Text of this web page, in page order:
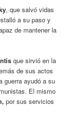
, que salvó vidas
a su paso y
de mantener la
que sirvió en la
de sus actos
guerra ayudó a su
El mismo
por sus servicios